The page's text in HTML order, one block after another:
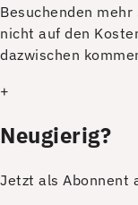
Besuchenden
nicht auf den
dazwischen
+
Neugierig?
Jetzt als Abonnent